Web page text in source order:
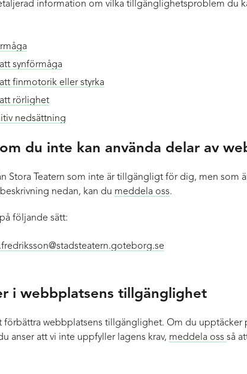
information om vilka tillgänglighetsproblem du
synförmåga
finmotorik eller styrka
rörlighet
nedsättning
du inte kan använda delar av
Stora Teatern som inte är tillgängligt för dig, men som
nedan, kan du meddela oss.
följande sätt:
i webbplatsens tillgänglighet
förbättra webbplatsens tillgänglighet. Om du upptäcker
anser att vi inte uppfyller lagens krav, meddela oss så